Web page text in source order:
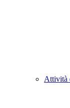
Attività